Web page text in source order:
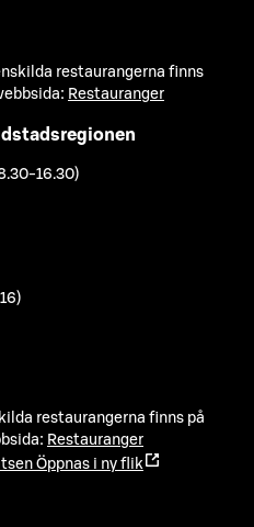
restaurangerna finns
Restauranger
16.30)
restaurangerna finns på
Restauranger
Öppnas i ny flik